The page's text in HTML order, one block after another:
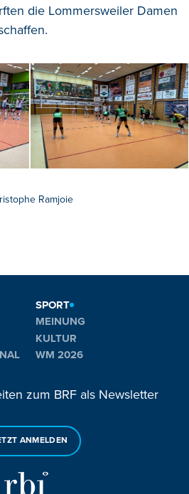
die Lommersweiler Damen
Ramjoie
SPORT
MEINUNG
KULTUR
WM 2026
zum BRF als Newsletter
ANMELDEN